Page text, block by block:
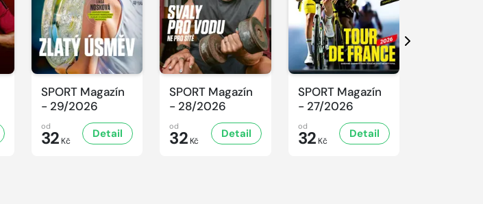
SPORT Magazín
- 29/2026
od
32 Kč
Detail
SPORT Magazín
- 28/2026
od
32 Kč
Detail
SPORT Magazín
- 27/2026
od
32 Kč
Detail
Další